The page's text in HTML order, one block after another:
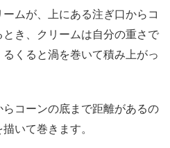
ムが、上にある注ぎ口からコ
き、クリームは自分の重さで
くると渦を巻いて積み上がっ
コーンの底まで距離があるの
いて巻きます。